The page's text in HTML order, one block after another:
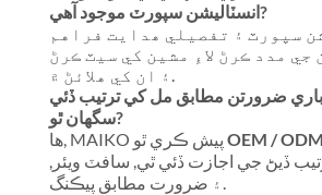
انسٽاليشن سپورٽ موجود آهي?
سپورٽ ۽ تفصيلي ھدايت فراهم
مدد ڪرڻ لاءِ مشين کي سيٽ ڪرڻ
۽ ان کي هلائڻ ۾.
ضرورتن مطابق مل کي ترتيب ڏئي
سگھان ٿو?
OEM / ODM
ڏيڻ جي اجازت ڏئي ٿي, سافٽ ويئر,
۽ ضرورت مطابق پيڪنگ.